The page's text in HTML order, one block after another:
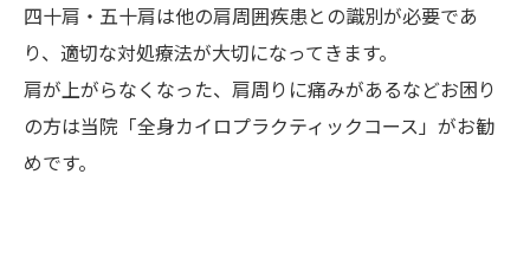
四十肩・五十肩は他の肩周囲疾患との識別が必要であ
り、適切な対処療法が大切になってきます。
肩が上がらなくなった、肩周りに痛みがあるなどお困り
の方は当院「全身カイロプラクティックコース」がお勧
めです。